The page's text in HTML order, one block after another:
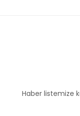
Haber listemize